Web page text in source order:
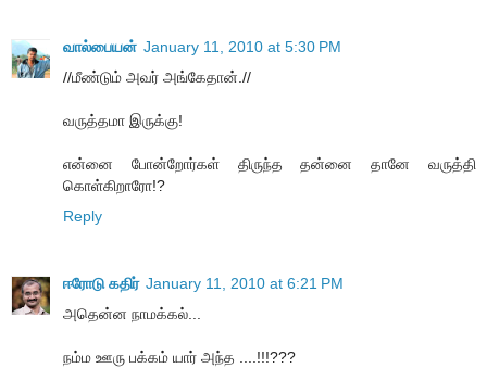
வால்பையன் January 11, 2010 at 5:30 PM
//மீண்டும் அவர் அங்கேதான்.//
வருத்தமா இருக்கு!
என்னை போன்றோர்கள் திருந்த தன்னை தானே வருத்தி
கொள்கிறாரோ!?
Reply
ஈரோடு கதிர் January 11, 2010 at 6:21 PM
அதென்ன நாமக்கல்...
நம்ம ஊரு பக்கம் யார் அந்த ....!!!???